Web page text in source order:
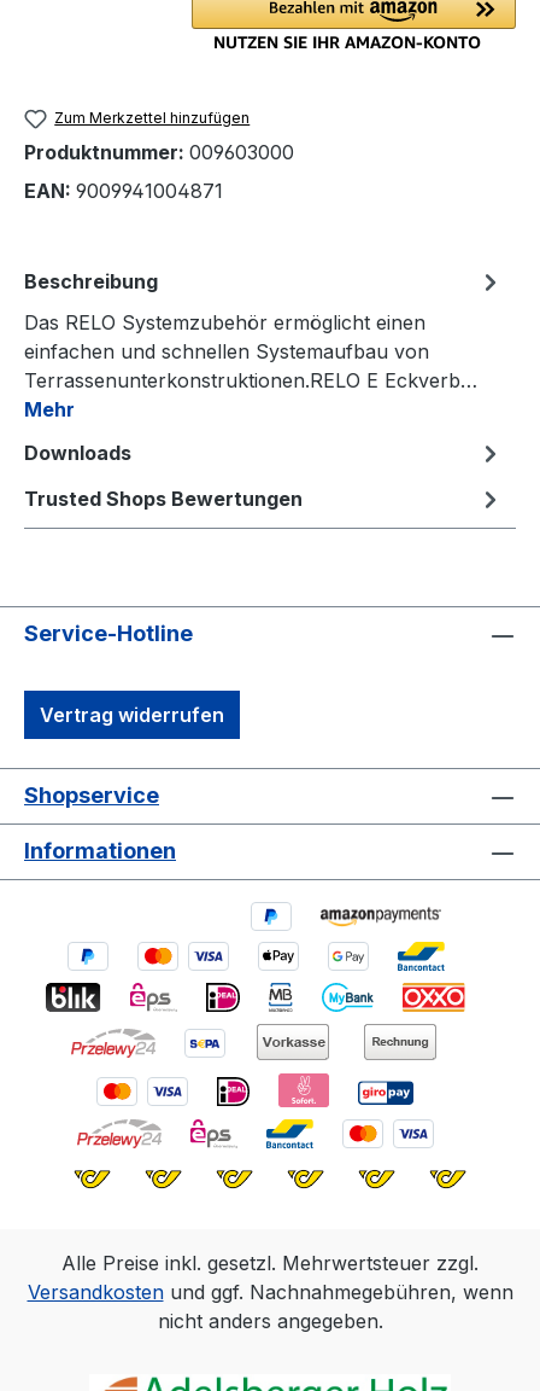
Zum Merkzettel hinzufügen
Produktnummer: 009603000
EAN: 9009941004871
Beschreibung
Das RELO Systemzubehör ermöglicht einen
einfachen und schnellen Systemaufbau von
Terrassenunterkonstruktionen.RELO E Eckverb…
Mehr
Downloads
Trusted Shops Bewertungen
Service-Hotline
Vertrag widerrufen
Shopservice
Informationen
Alle Preise inkl. gesetzl. Mehrwertsteuer zzgl.
Versandkostenund ggf. Nachnahmegebühren, wenn
nicht anders angegeben.